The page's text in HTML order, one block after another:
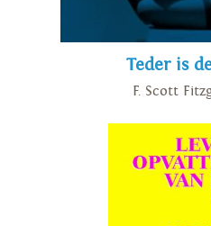
Teder is
F. Scott